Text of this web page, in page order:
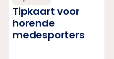
Tipkaart voor
horende
medesporters